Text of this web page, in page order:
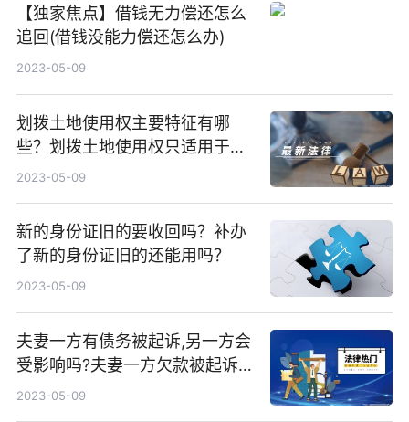
【独家焦点】借钱无力偿还怎么
追回(借钱没能力偿还怎么办)
2023-05-09
划拨土地使用权主要特征有哪
些？划拨土地使用权只适用于什
么项目？
2023-05-09
新的身份证旧的要收回吗？补办
了新的身份证旧的还能用吗？
2023-05-09
夫妻一方有债务被起诉,另一方会
受影响吗?夫妻一方欠款被起诉
一方还是双方偿还？
2023-05-09